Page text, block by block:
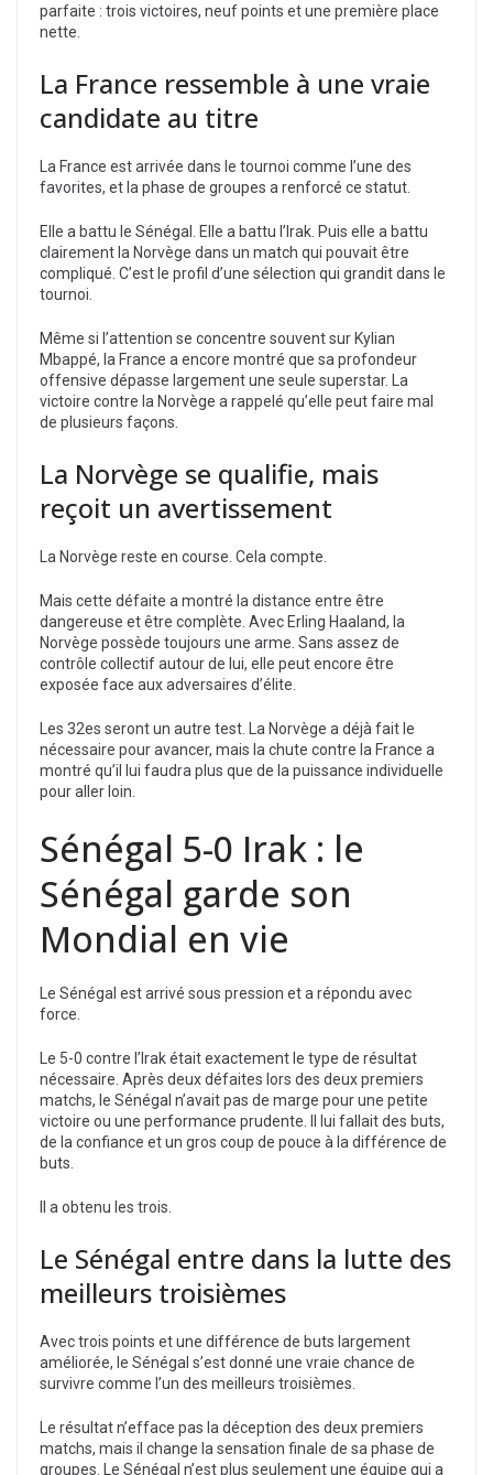
parfaite : trois victoires, neuf points et une première place
nette.
La France ressemble à une vraie
candidate au titre
La France est arrivée dans le tournoi comme l’une des
favorites, et la phase de groupes a renforcé ce statut.
Elle a battu le Sénégal. Elle a battu l’Irak. Puis elle a battu
clairement la Norvège dans un match qui pouvait être
compliqué. C’est le profil d’une sélection qui grandit dans le
tournoi.
Même si l’attention se concentre souvent sur Kylian
Mbappé, la France a encore montré que sa profondeur
offensive dépasse largement une seule superstar. La
victoire contre la Norvège a rappelé qu’elle peut faire mal
de plusieurs façons.
La Norvège se qualifie, mais
reçoit un avertissement
La Norvège reste en course. Cela compte.
Mais cette défaite a montré la distance entre être
dangereuse et être complète. Avec Erling Haaland, la
Norvège possède toujours une arme. Sans assez de
contrôle collectif autour de lui, elle peut encore être
exposée face aux adversaires d’élite.
Les 32es seront un autre test. La Norvège a déjà fait le
nécessaire pour avancer, mais la chute contre la France a
montré qu’il lui faudra plus que de la puissance individuelle
pour aller loin.
Sénégal 5-0 Irak : le
Sénégal garde son
Mondial en vie
Le Sénégal est arrivé sous pression et a répondu avec
force.
Le 5-0 contre l’Irak était exactement le type de résultat
nécessaire. Après deux défaites lors des deux premiers
matchs, le Sénégal n’avait pas de marge pour une petite
victoire ou une performance prudente. Il lui fallait des buts,
de la confiance et un gros coup de pouce à la différence de
buts.
Il a obtenu les trois.
Le Sénégal entre dans la lutte des
meilleurs troisièmes
Avec trois points et une différence de buts largement
améliorée, le Sénégal s’est donné une vraie chance de
survivre comme l’un des meilleurs troisièmes.
Le résultat n’efface pas la déception des deux premiers
matchs, mais il change la sensation finale de sa phase de
groupes. Le Sénégal n’est plus seulement une équipe qui a